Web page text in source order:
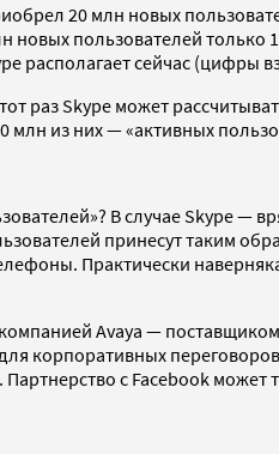
20 млн новых
новых пользователей
располагает сейчас (цифры
раз Skype может
млн из них — «активных
В случае Skype —
принесут таким
Практически
Avaya —
корпоративных
с Facebook